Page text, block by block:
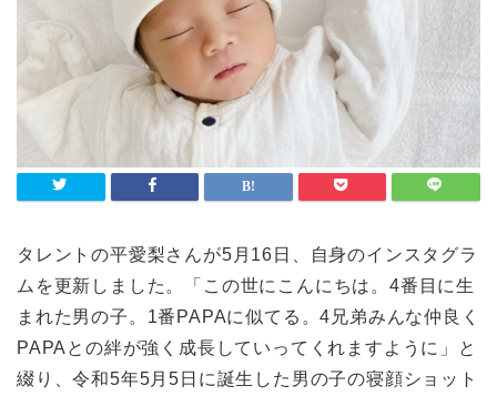
ライフスタイル
Lifestyle
タレントの平愛梨さんが5月16日、自身のインスタグラ
ムを更新しました。「この世にこんにちは。4番目に生
まれた男の子。1番PAPAに似てる。4兄弟みんな仲良く
PAPAとの絆が強く成長していってくれますように」と
綴り、令和5年5月5日に誕生した男の子の寝顔ショット